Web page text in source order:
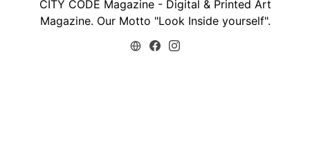
CITY CODE Magazine - Digital & Printed Art
Magazine. Our Motto "Look Inside yourself".